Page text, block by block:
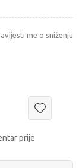
me o sniženju
prije